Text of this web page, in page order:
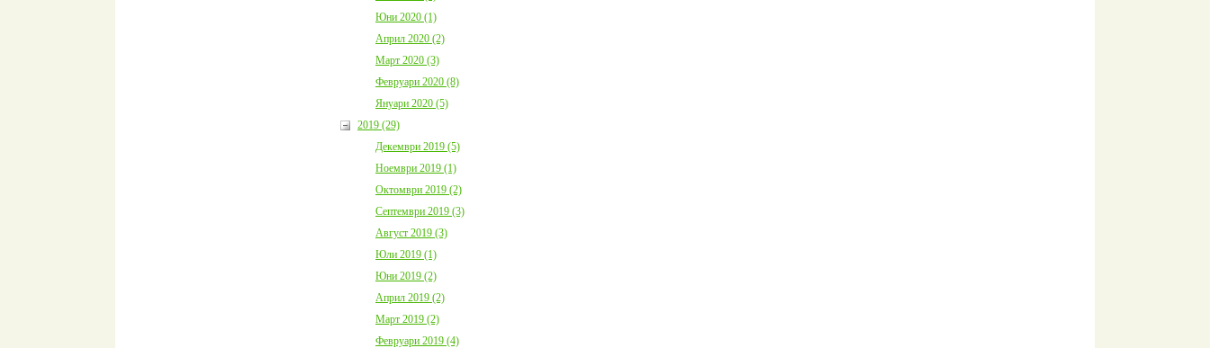
Юни 2020 (1)
Април 2020 (2)
Март 2020 (3)
Февруари 2020 (8)
Януари 2020 (5)
2019 (29)
Декември 2019 (5)
Ноември 2019 (1)
Октомври 2019 (2)
Септември 2019 (3)
Август 2019 (3)
Юли 2019 (1)
Юни 2019 (2)
Април 2019 (2)
Март 2019 (2)
Февруари 2019 (4)